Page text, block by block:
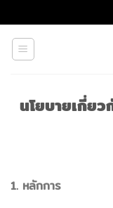
นโยบายเกี่ย
1. หลักการ